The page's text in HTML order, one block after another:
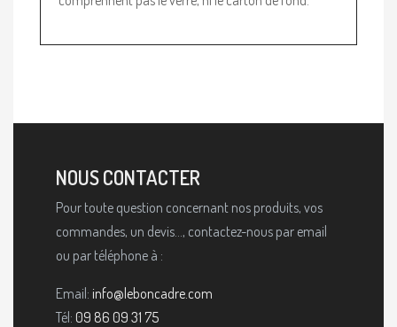
NOUS CONTACTER
Pour toute question concernant nos produits, vos
commandes, un devis..., contactez-nous par email
ou par téléphone à :
Email: info@leboncadre.com
Tél: 09 86 09 31 75